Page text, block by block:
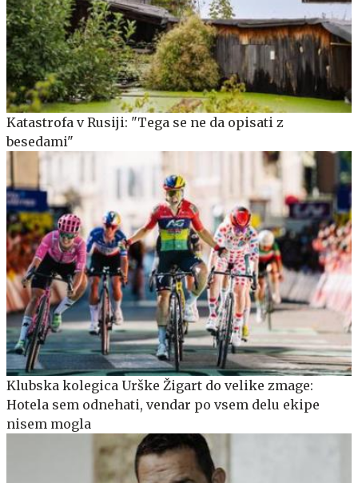
Katastrofa v Rusiji: "Tega se ne da opisati z
besedami"
Klubska kolegica Urške Žigart do velike zmage:
Hotela sem odnehati, vendar po vsem delu ekipe
nisem mogla